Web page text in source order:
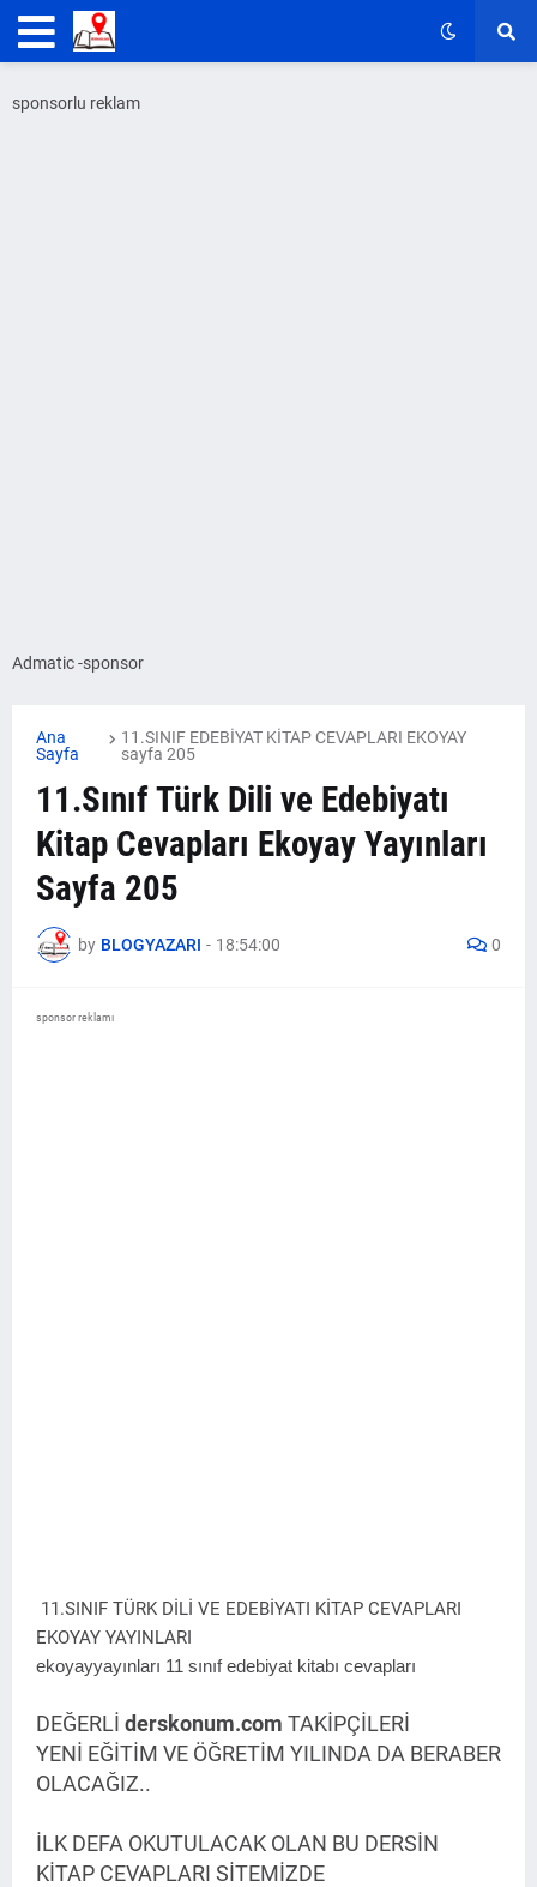
sponsorlu reklam
Admatic -sponsor
Ana
Sayfa
11.SINIF EDEBİYAT KİTAP CEVAPLARI EKOYAY
sayfa 205
11.Sınıf Türk Dili ve Edebiyatı
Kitap Cevapları Ekoyay Yayınları
Sayfa 205
by BLOGYAZARI - 18:54:00 0
sponsor reklamı
11.SINIF TÜRK DİLİ VE EDEBİYATI KİTAP CEVAPLARI
EKOYAY YAYINLARI
ekoyayyayınları 11 sınıf edebiyat kitabı cevapları
DEĞERLİ derskonum.com TAKİPÇİLERİ
YENİ EĞİTİM VE ÖĞRETİM YILINDA DA BERABER
OLACAĞIZ..
İLK DEFA OKUTULACAK OLAN BU DERSİN
KİTAP CEVAPLARI SİTEMİZDE